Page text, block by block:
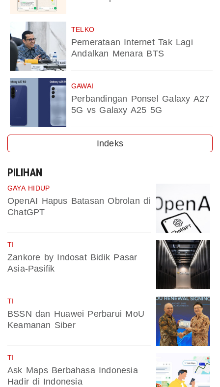
TELKO
Pemerataan Internet Tak Lagi
Andalkan Menara BTS
GAWAI
Perbandingan Ponsel Galaxy A27
5G vs Galaxy A25 5G
Indeks
PILIHAN
GAYA HIDUP
OpenAI Hapus Batasan Obrolan di
ChatGPT
TI
Zankore by Indosat Bidik Pasar
Asia-Pasifik
TI
BSSN dan Huawei Perbarui MoU
Keamanan Siber
TI
Ask Maps Berbahasa Indonesia
Hadir di Indonesia